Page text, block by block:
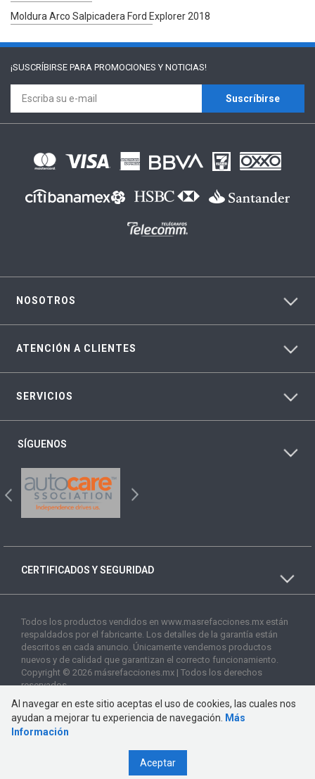
Moldura Arco Salpicadera Ford Explorer 2018
¡SUSCRÍBIRSE PARA PROMOCIONES Y NOTICIAS!
Suscríbirse
NOSOTROS
ATENCIÓN A CLIENTES
SERVICIOS
SÍGUENOS
CERTIFICADOS Y SEGURIDAD
Todos los productos vendidos en www.masrefacciones.mx están
respaldados por el fabricante. Los detalles de la garantía están
descritos en cada anuncio. Únicamente vendemos productos
nuevos y de calidad que garantizan el correcto funcionamiento.
Copyright © 2026 másrefacciones.mx | Todos los derechos
reservados
Al navegar en este sitio aceptas el uso de cookies, las cuales nos
ayudan a mejorar tu experiencia de navegación.
Más
Información
Aceptar